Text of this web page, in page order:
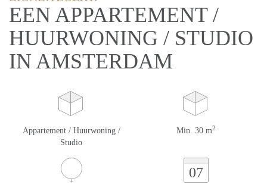
EEN APPARTEMENT /
HUURWONING / STUDIO
IN AMSTERDAM
Appartement / Huurwoning /
Studio
Min. 30 m2
07